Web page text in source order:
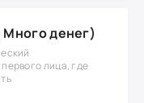
денег)
лица, где